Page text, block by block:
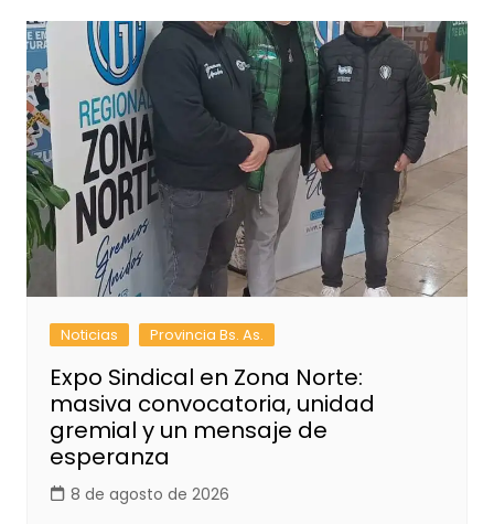
Noticias Provincia Bs. As.
Expo Sindical en Zona Norte:
masiva convocatoria, unidad
gremial y un mensaje de
esperanza
8 de agosto de 2026